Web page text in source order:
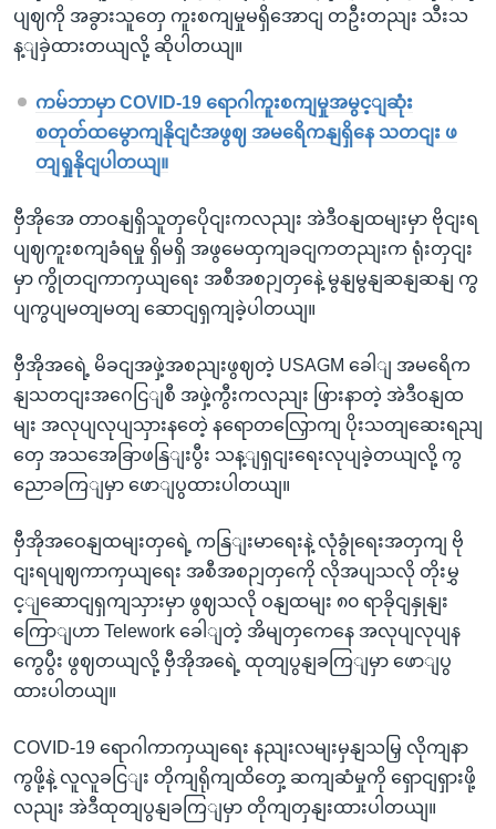
ပျဈကို အခွားသူတှေ ကူးစကျမှုမရှိအောငျ တဦးတညျး သီးသ
န့ျခှဲထားတယျလို့ ဆိုပါတယျ။
ကမ်ဘာမှာ COVID-19 ရောဂါကူးစကျမှုအမွင့ျဆုံး
စတုတ်ထမွောကျနိုငျငံအဖွဈ အမရေိကနျရှိနေ သတငျး ဖ
တျရှုနိုငျပါတယျ။
ဗှီအိုအေ တာဝနျရှိသူတှပေိုငျးကလညျး အဲဒီဝနျထမျးမှာ ဗိုငျးရ
ပျဈကူးစကျခံရမှု ရှိမရှိ အဖွမေထှကျခငျကတညျးက ရုံးတှငျး
မှာ ကွိုတငျကာကှယျရေး အစီအစဉျတှနေဲ့ မွနျမွနျဆနျဆနျ ကွ
ပျကွပျမတျမတျ ဆောငျရှကျခဲ့ပါတယျ။
ဗှီအိုအရေဲ့ မိခငျအဖှဲ့အစညျးဖွဈတဲ့ USAGM ခေါျ အမရေိက
နျသတငျးအဂေငြျစီ အဖှဲ့ကွီးကလညျး ဖြားနာတဲ့ အဲဒီဝနျထ
မျး အလုပျလုပျသှားနတေဲ့ နရောတလြှောကျ ပိုးသတျဆေးရညျ
တှေ အသအေခြာဖနြျးပွီး သန့ျရှငျးရေးလုပျခဲ့တယျလို့ ကွ
ညောခကြျမှာ ဖောျပွထားပါတယျ။
ဗှီအိုအဝေနျထမျးတှရေဲ့ ကနြျးမာရေးနဲ့ လုံခွုံရေးအတှကျ ဗို
ငျးရပျဈကာကှယျရေး အစီအစဉျတှကေို လိုအပျသလို တိုးမွှ
င့ျဆောငျရှကျသှားမှာ ဖွဈသလို ဝနျထမျး ၈၀ ရာခိုငျနှုနျး
ကြောျဟာ Telework ခေါျတဲ့ အိမျတှကေနေ အလုပျလုပျန
ကွေပွီး ဖွဈတယျလို့ ဗှီအိုအရေဲ့ ထုတျပွနျခကြျမှာ ဖောျပွ
ထားပါတယျ။
COVID-19 ရောဂါကာကှယျရေး နညျးလမျးမှနျသမြှ လိုကျနာ
ကွဖို့နဲ့ လူလူခငြျး တိုကျရိုကျထိတှေ့ ဆကျဆံမှုကို ရှောငျရှားဖို့
လညျး အဲဒီထုတျပွနျခကြျမှာ တိုကျတှနျးထားပါတယျ။